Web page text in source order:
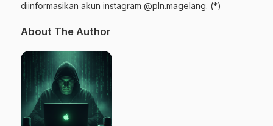
diinformasikan akun instagram @pln.magelang. (*)
About The Author